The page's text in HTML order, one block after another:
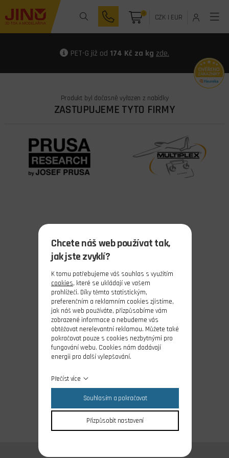
0 CZK| EUR
PET-G již od 174 Kč za kg zde.
Produkt byl dočasně vyřazen z nabídky
ZASTUPUJEME TYTO FIRMY
Chcete náš web používat tak,
jak jste zvyklí?
K tomu potřebujeme váš souhlas s využitím
cookies, které se ukládají ve vašem
prohlížeči. Díky těmto statistickým,
preferenčním a reklamním cookies zjistíme,
jak náš web používáte, přizpůsobíme vám
zobrazené informace a nebudeme vás
obtěžovat nerelevantní reklamou. Můžete také
pokračovat pouze s cookies nezbytnými pro
fungování webu. Cookies nám dodávají
energii pro další vylepšování.
Přečíst více
Souhlasím a pokračovat
Přizpůsobit nastavení